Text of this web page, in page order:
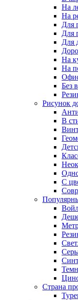
На
На
Для
Для
Для
На
На
Без
Рисунок
В
С
Страна